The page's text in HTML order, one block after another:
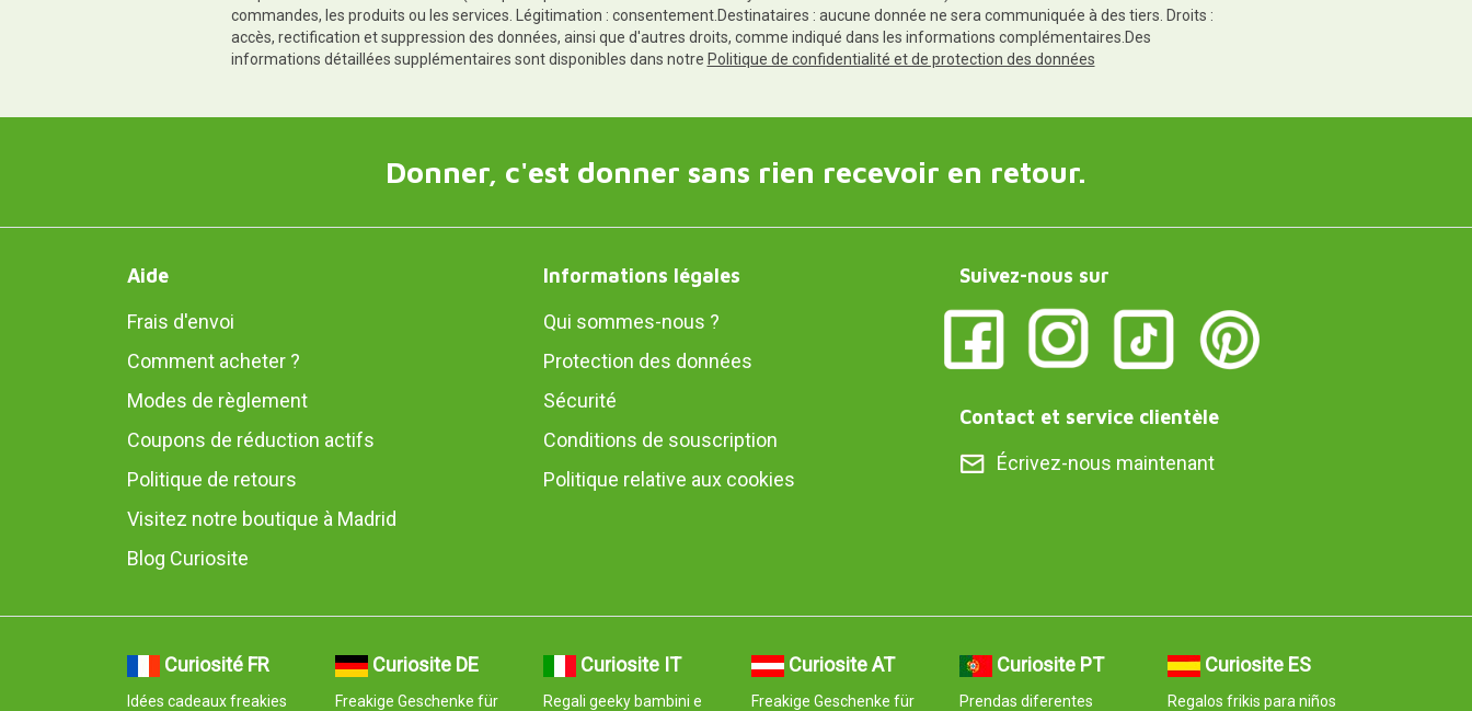
commandes, les produits ou les services. Légitimation : consentement.Destinataires : aucune donnée ne sera communiquée à des tiers. Droits :
accès, rectification et suppression des données, ainsi que d'autres droits, comme indiqué dans les informations complémentaires.Des
informations détaillées supplémentaires sont disponibles dans notre Politique de confidentialité et de protection des données
Donner, c'est donner sans rien recevoir en retour.
Aide
Frais d'envoi
Comment acheter ?
Modes de règlement
Coupons de réduction actifs
Politique de retours
Visitez notre boutique à Madrid
Blog Curiosite
Informations légales
Qui sommes-nous ?
Protection des données
Sécurité
Conditions de souscription
Politique relative aux cookies
Suivez-nous sur
Contact et service clientèle
Écrivez-nous maintenant
Curiosité FR
Idées cadeaux freakies
Curiosite DE
Freakige Geschenke für
Curiosite IT
Regali geeky bambini e
Curiosite AT
Freakige Geschenke für
Curiosite PT
Prendas diferentes
Curiosite ES
Regalos frikis para niños